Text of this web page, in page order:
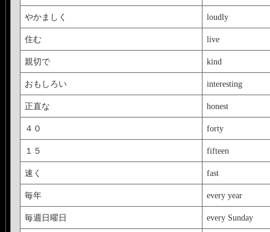
やかましく loudly
住む live
親切で kind
おもしろい interesting
正直な honest
４０ forty
１５ fifteen
速く fast
毎年 every year
毎週日曜日 every Sunday